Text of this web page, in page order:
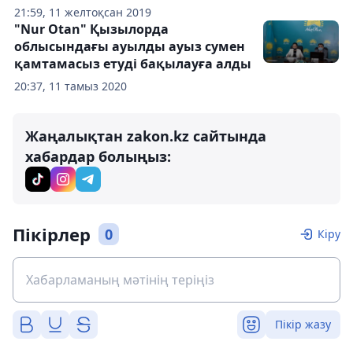
21:59, 11 желтоқсан 2019
20:37, 11 тамыз 2020
"Nur Otan" Қызылорда
облысындағы ауылды ауыз сумен
қамтамасыз етуді бақылауға алды
Жаңалықтан zakon.kz сайтында
хабардар болыңыз:
Пікірлер 0 Кіру
Пікір жазу